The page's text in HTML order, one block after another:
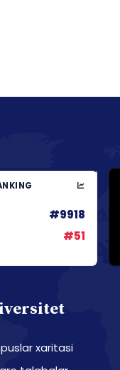
#9918
#51
xaritasi